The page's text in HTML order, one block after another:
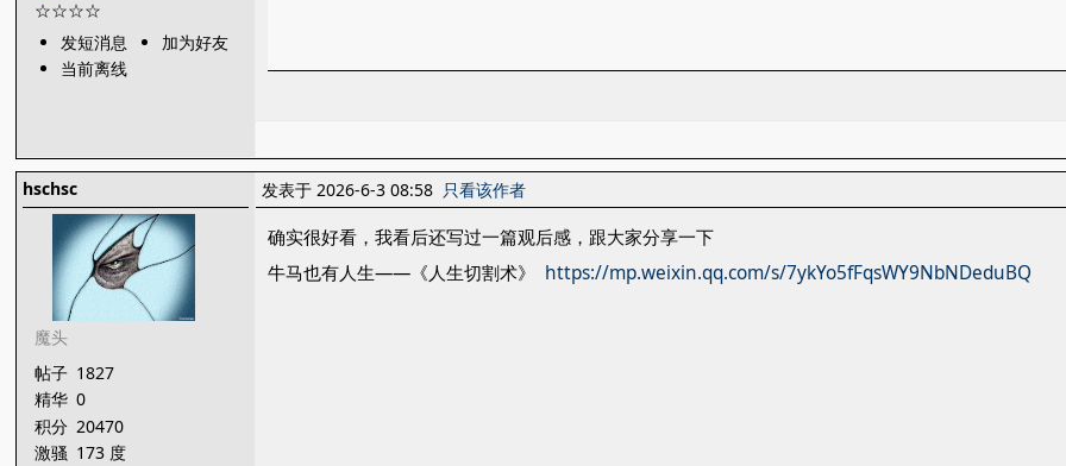
发短消息
加为好友
当前离线
hschsc
魔头
帖子 1827
精华 0
积分 20470
激骚 173 度
发表于 2026-6-3 08:58 只看该作者
确实很好看，我看后还写过一篇观后感，跟大家分享一下
牛马也有人生——《人生切割术》 https://mp.weixin.qq.com/s/7ykYo5fFqsWY9NbNDeduBQ